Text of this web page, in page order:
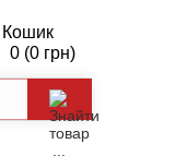
Кошик
0 (0 грн)